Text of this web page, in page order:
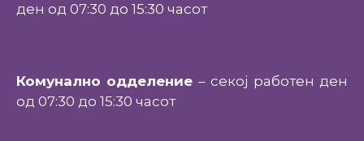
ден од 07:30 до 15:30 часот
Комунално одделение – секој работен ден
од 07:30 до 15:30 часот